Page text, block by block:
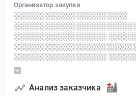
Организатор закупки
░░░░░░░░░░░░░░░░░░░░░░
░░░░░░░░░░░░░░░░░░
░░░░░░░░░░░░░░░░░░
░░░░░░░░░░░░░░░░░░░░
Анализ заказчика